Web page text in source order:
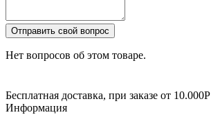
Отправить свой вопрос
Нет вопросов об этом товаре.
Бесплатная доставка, при заказе от 10.000Р
Информация